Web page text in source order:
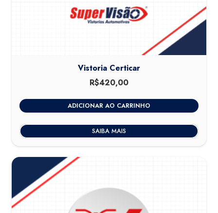
Vistoria Certicar
R$420,00
ADICIONAR AO CARRINHO
SAIBA MAIS